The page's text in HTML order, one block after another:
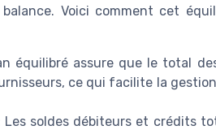
Voici comment cet
équilibré assure que le total
ce qui facilite la
Les soldes débiteurs et crédits